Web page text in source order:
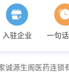
入驻企业 一句